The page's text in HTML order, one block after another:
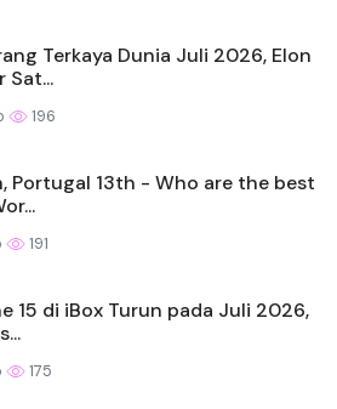
Terkaya Dunia Juli 2026, Elon
Sat...
196
Portugal 13th - Who are the best
191
15 di iBox Turun pada Juli 2026,
175